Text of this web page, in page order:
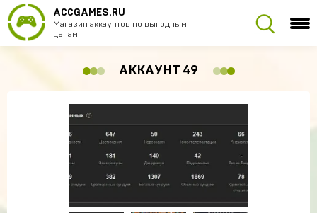
ACCGAMES.RU
Магазин аккаунтов по выгодным
ценам
АККАУНТ 49